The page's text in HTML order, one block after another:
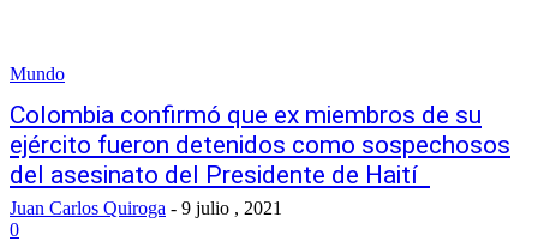
Mundo
Colombia confirmó que ex miembros de su
ejército fueron detenidos como sospechosos
del asesinato del Presidente de Haití ​
Juan Carlos Quiroga - 9 julio , 2021
0